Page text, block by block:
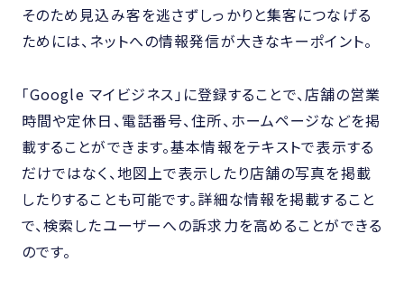
そのため見込み客を逃さずしっかりと集客につなげる
ためには、ネットへの情報発信が大きなキーポイント。
「Google マイビジネス」に登録することで、店舗の営業
時間や定休日、電話番号、住所、ホームページなどを掲
載することができます。基本情報をテキストで表示する
だけではなく、地図上で表示したり店舗の写真を掲載
したりすることも可能です。詳細な情報を掲載すること
で、検索したユーザーへの訴求力を高めることができる
のです。